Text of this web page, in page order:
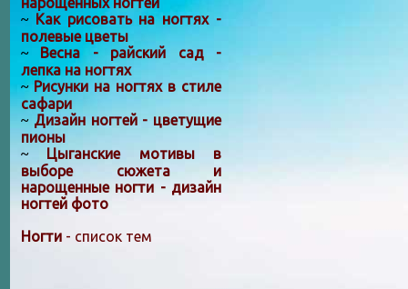
~ Как рисовать на ногтях -
полевые цветы
~ Весна - райский сад -
лепка на ногтях
~Рисунки на ногтях в стиле
сафари
~ Дизайн ногтей - цветущие
пионы
~ Цыганские мотивы в
выборе сюжета и
нарощенные ногти - дизайн
ногтей фото
Ногти - список тем